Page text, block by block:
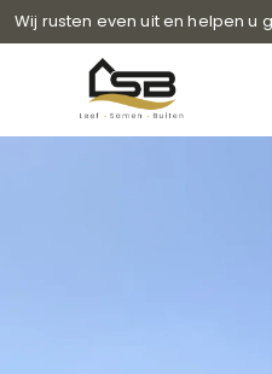
Wij rusten even uit en helpen u